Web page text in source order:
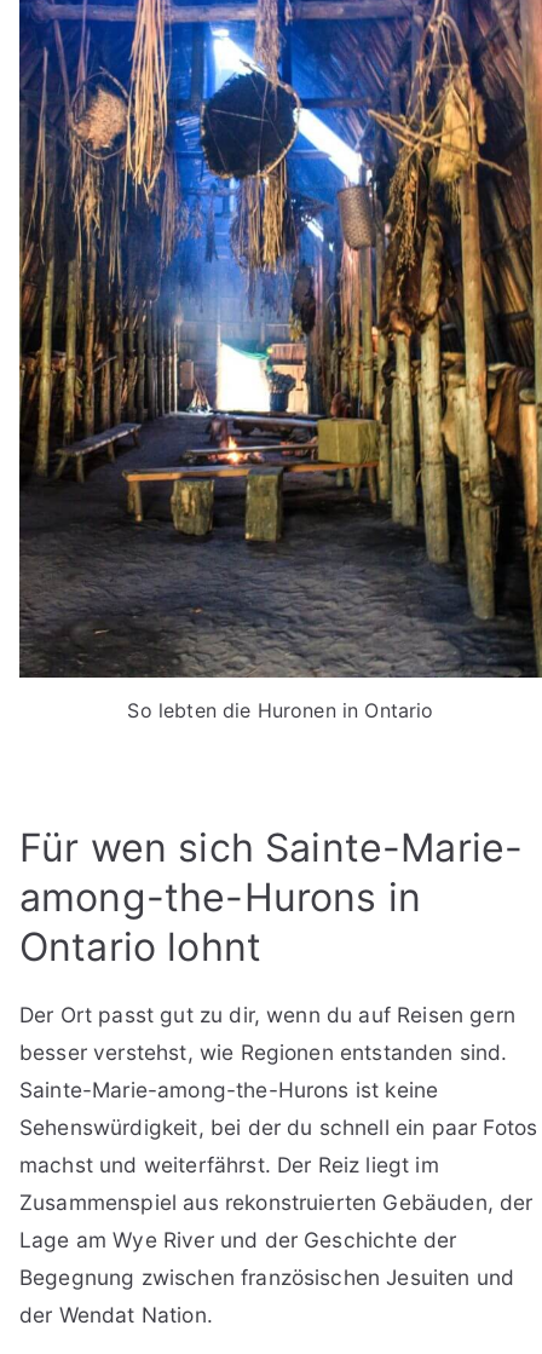
So lebten die Huronen in Ontario
Für wen sich Sainte-Marie-
among-the-Hurons in
Ontario lohnt
Der Ort passt gut zu dir, wenn du auf Reisen gern
besser verstehst, wie Regionen entstanden sind.
Sainte-Marie-among-the-Hurons ist keine
Sehenswürdigkeit, bei der du schnell ein paar Fotos
machst und weiterfährst. Der Reiz liegt im
Zusammenspiel aus rekonstruierten Gebäuden, der
Lage am Wye River und der Geschichte der
Begegnung zwischen französischen Jesuiten und
der Wendat Nation.